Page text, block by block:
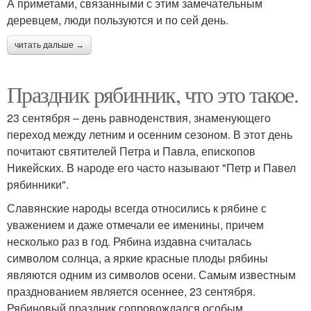
А приметами, связанными с этим замечательным
деревцем, люди пользуются и по сей день.
читать дальше →
Праздник рябинник, что это такое.
23 сентября – день равноденствия, знаменующего
переход между летним и осенним сезоном. В этот день
почитают святителей Петра и Павла, епископов
Никейских. В народе его часто называют "Петр и Павел
рябинники".
Славянские народы всегда относились к рябине с
уважением и даже отмечали ее именины, причем
несколько раз в год. Рябина издавна считалась
символом солнца, а яркие красные плоды рябины
являются одним из символов осени. Самым известным
празднованием является осеннее, 23 сентября.